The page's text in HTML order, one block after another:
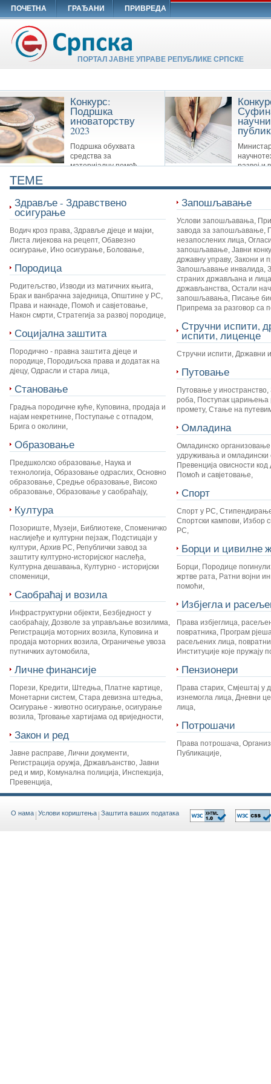
ПОЧЕТНА ГРАЂАНИ ПРИВРЕДА
ПОРТАЛ ЈАВНЕ УПРАВЕ РЕПУБЛИКЕ СРПСКЕ
развој и
публикације: Научне
Конкурс:
Подршка
иноваторству
2023
Подршка обухвата
средства за
материјалну помоћ
иноватора Републике Српске,
иноватора и другим
TEME
Здравље - Здравствено
осигурање
Водич кроз права, Здравље дјеце и мајки,
Листа лијекова на рецепт, Обавезно
осигурање, Ино осигурање, Боловање,
Породица
Родитељство, Изводи из матичних књига,
Брак и ванбрачна заједница, Општине у РС,
Права и накнаде, Помоћ и савјетовање,
Након смрти, Стратегија за развој породице,
Социјална заштита
Породично - правна заштита дјеце и
породице, Породиљска права и додатак на
дјецу, Одрасли и стара лица,
Становање
Градња породичне куће, Куповина, продаја и
најам некретнине, Поступање с отпадом,
Брига о околини,
Образовање
Предшколско образовање, Наука и
технологија, Образовање одраслих, Основно
образовање, Средње образовање, Високо
образовање, Образовање у саобраћају,
Култура
Позориште, Музеји, Библиотеке, Споменичко
наслијеђе и културни пејзаж, Подстицаји у
култури, Архив РС, Републички завод за
заштиту културно-историјског наслеђа,
Културна дешавања, Културно - историјски
споменици,
Саобраћај и возила
Инфраструктурни објекти, Безбједност у
саобраћају, Дозволе за управљање возилима,
Регистрација моторних возила, Куповина и
продаја моторних возила, Ограничење увоза
путничких аутомобила,
Личне финансије
Порези, Кредити, Штедња, Платне картице,
Монетарни систем, Стара девизна штедња,
Осигурање - животно осигурање, осигурање
возила, Трговање хартијама од вриједности,
Закон и ред
Јавне расправе, Лични документи,
Регистрација оружја, Држављанство, Јавни
ред и мир, Комунална полиција, Инспекција,
Превенција,
Запошљавање
Услови запошљавања,
завода за запошљавање,
незапослених лица,
запошљавање, Јавни
државну управу, Закони и
Запошљавање инвалида,
страних држављана и
држављанства, Остали
запошљавања, Писање
Припрема за разговор са
Стручни испити,
испити, лиценце
Стручни испити, Државни
Путовање
Путовање у иностранство,
роба, Поступак царињења
промету, Стање на
Омладина
Омладинско организовање
удруживања и омладински
Превенција овисности код
Помоћ и савјетовање,
Спорт
Спорт у РС,
Спортски кампови, Избор
РС,
Борци и цивилне
Борци, Породице
жртве рата, Ратни војни
помоћи,
Избјегла и
Права избјеглица,
повратника, Програм
расељених лица,
Институције које пружају
Пензионери
Права старих, Смјештај у
изнемогла лица, Дневни
лица,
Потрошачи
Права потрошача,
Публикације,
O нама Услови кориштења Заштита ваших података